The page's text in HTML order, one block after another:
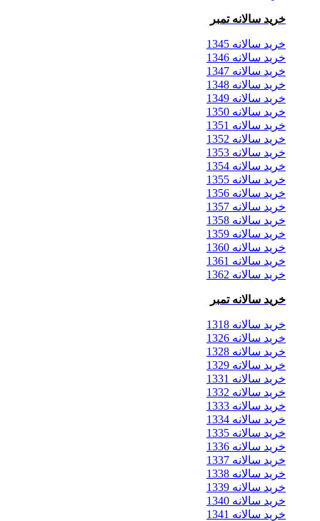
خرید سالانه تمبر
خرید سالانه 1345
خرید سالانه 1346
خرید سالانه 1347
خرید سالانه 1348
خرید سالانه 1349
خرید سالانه 1350
خرید سالانه 1351
خرید سالانه 1352
خرید سالانه 1353
خرید سالانه 1354
خرید سالانه 1355
خرید سالانه 1356
خرید سالانه 1357
خرید سالانه 1358
خرید سالانه 1359
خرید سالانه 1360
خرید سالانه 1361
خرید سالانه 1362
خرید سالانه تمبر
خرید سالانه 1318
خرید سالانه 1326
خرید سالانه 1328
خرید سالانه 1329
خرید سالانه 1331
خرید سالانه 1332
خرید سالانه 1333
خرید سالانه 1334
خرید سالانه 1335
خرید سالانه 1336
خرید سالانه 1337
خرید سالانه 1338
خرید سالانه 1339
خرید سالانه 1340
خرید سالانه 1341